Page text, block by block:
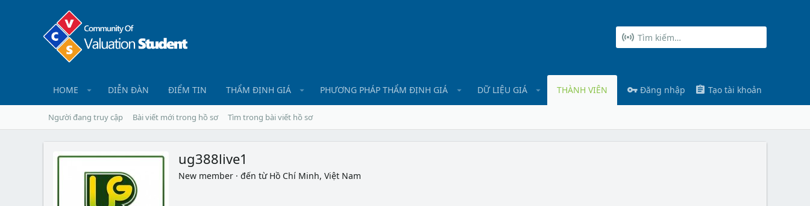
HOME DIỄN ĐÀN ĐIỂM TIN THẨM ĐỊNH GIÁ PHƯƠNG PHÁP THẨM ĐỊNH GIÁ DỮ LIỆU GIÁ THÀNH VIÊN Đăng nhập Tạo tài khoản
Người đang truy cập Bài viết mới trong hồ sơ Tìm trong bài viết hồ sơ
ug388live1
New member · đến từ Hồ Chí Minh, Việt Nam